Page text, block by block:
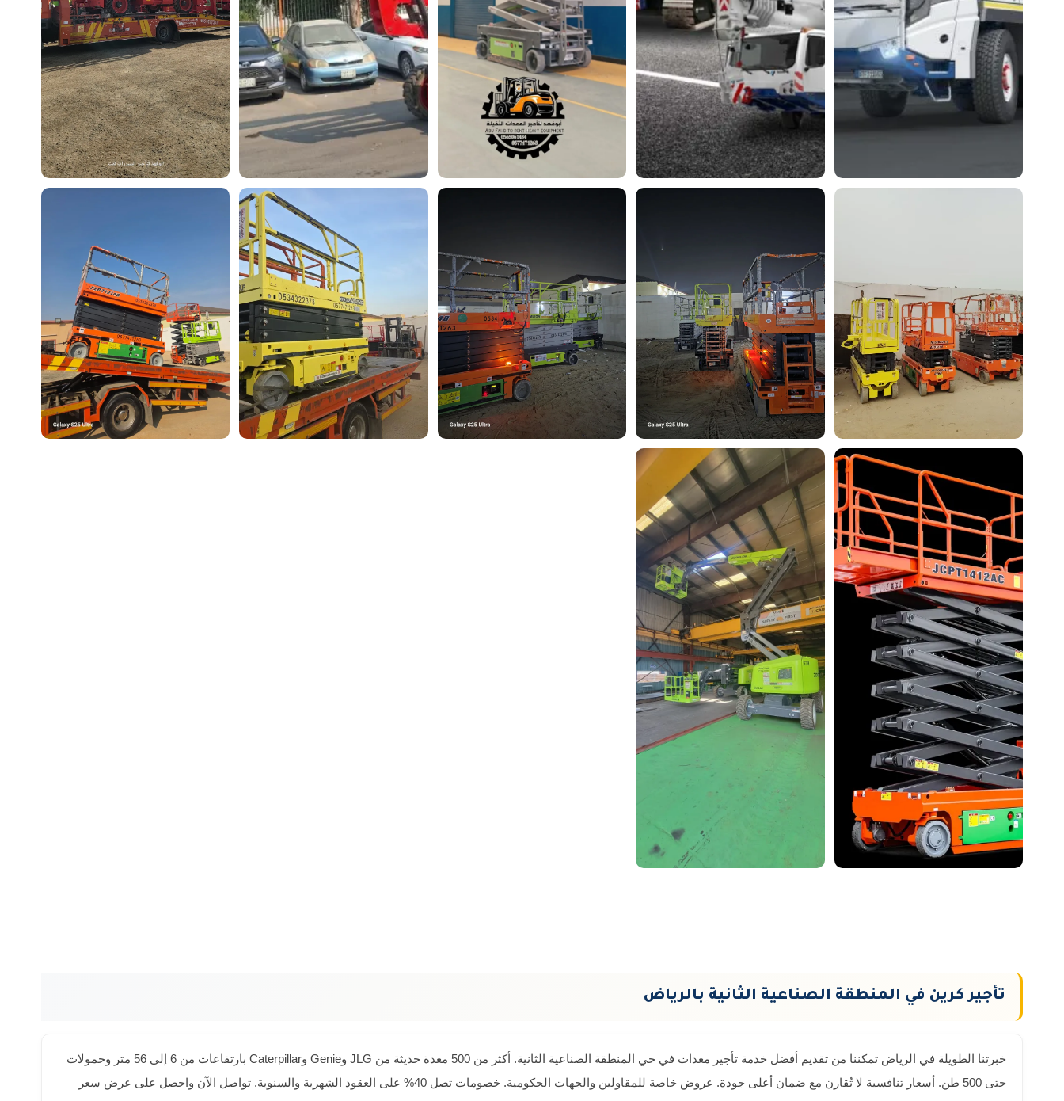
تأجير كرين في المنطقة الصناعية الثانية بالرياض
خبرتنا الطويلة في الرياض تمكننا من تقديم أفضل خدمة تأجير معدات في حي المنطقة الصناعية الثانية. أكثر من 500 معدة حديثة من JLG وGenie وCaterpillar بارتفاعات من 6 إلى 56 متر وحمولات
حتى 500 طن. أسعار تنافسية لا تُقارن مع ضمان أعلى جودة. عروض خاصة للمقاولين والجهات الحكومية. خصومات تصل 40% على العقود الشهرية والسنوية. تواصل الآن واحصل على عرض سعر